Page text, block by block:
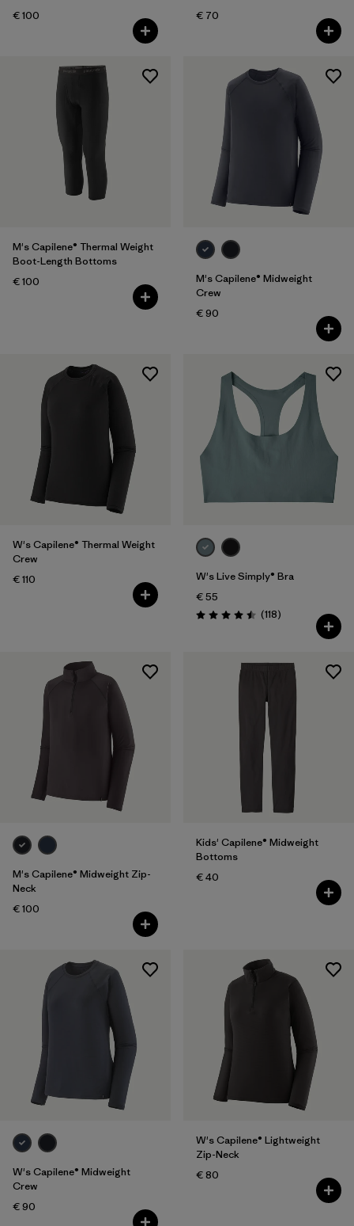
€ 100
€ 70
M's Capilene® Thermal Weight
Boot-Length Bottoms
€ 100
M's Capilene® Midweight
Crew
€ 90
W's Capilene® Thermal Weight
Crew
€ 110
W's Live Simply® Bra
€ 55
Évaluation: 4.5 / 5
(118Avis
)
M's Capilene® Midweight Zip-
Neck
€ 100
Kids' Capilene® Midweight
Bottoms
€ 40
W's Capilene® Midweight
Crew
€ 90
W's Capilene® Lightweight
Zip-Neck
€ 80